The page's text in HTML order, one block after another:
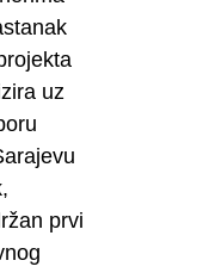
uz
prvi